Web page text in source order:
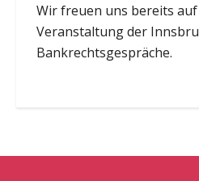
Wir freuen uns bereits auf
Veranstaltung der
Bankrechtsgespräche.